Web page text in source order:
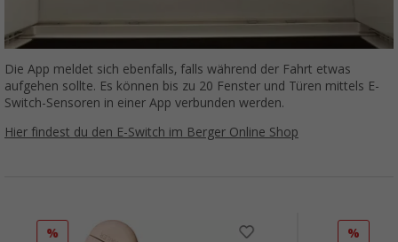
Die App meldet sich ebenfalls, falls während der Fahrt etwas
aufgehen sollte. Es können bis zu 20 Fenster und Türen mittels E-
Switch-Sensoren in einer App verbunden werden.
Hier findest du den E-Switch im Berger Online Shop
% %